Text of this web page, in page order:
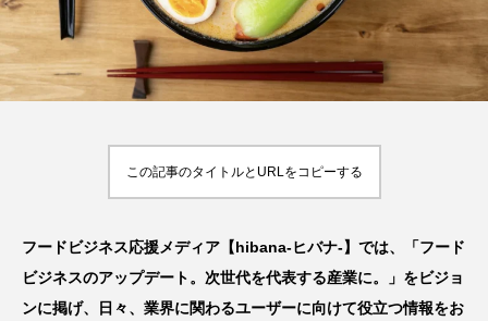
【2026年最新】注目の飲食店フ
ランチャイズブランド特集｜これ
から伸びるおすすめFC10選
2026.07.30
【hibana編集部注目！】飲食店
経営＆フードビジネス専用の商
品・サービス紹介｜2026年7月
2026.07.06
この記事のタイトルとURLをコピーする
フードビジネス応援メディア【hibana-ヒバナ-】では、「フード
ビジネスのアップデート。次世代を代表する産業に。」をビジョ
ンに掲げ、日々、業界に関わるユーザーに向けて役立つ情報をお